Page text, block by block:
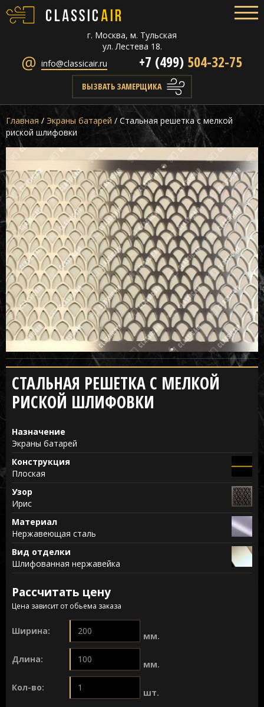
г. Москва, м. Тульская
ул. Лестева 18.
info@classicair.ru
+7 (499) 504-32-75
ВЫЗВАТЬ ЗАМЕРЩИКА
Главная / Экраны батарей / Стальная решетка с мелкой
риской шлифовки
СТАЛЬНАЯ РЕШЕТКА С МЕЛКОЙ
РИСКОЙ ШЛИФОВКИ
Назначение
Экраны батарей
Конструкция
Плоская
Узор
Ирис
Материал
Нержавеющая сталь
Вид отделки
Шлифованная нержавейка
Рассчитать цену
Цена зависит от обьема заказа
Ширина: мм.
Длина: мм.
Кол-во: шт.